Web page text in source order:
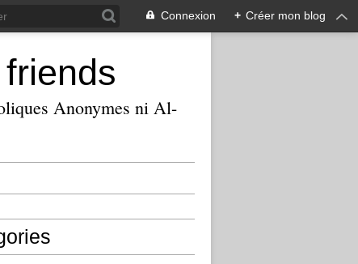
Connexion + Créer mon blog
Anonymes ni Al-